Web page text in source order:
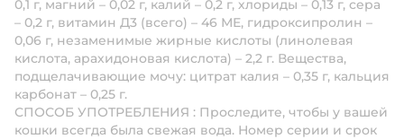
0,1 г, магний – 0,02 г, калий – 0,2 г, хлориды – 0,13 г, сера
– 0,2 г, витамин Д3 (всего) – 46 МЕ, гидроксипролин –
0,06 г, незаменимые жирные кислоты (линолевая
кислота, арахидоновая кислота) – 2,2 г. Вещества,
подщелачивающие мочу: цитрат калия – 0,35 г, кальция
карбонат – 0,25 г.
СПОСОБ УПОТРЕБЛЕНИЯ : Проследите, чтобы у вашей
кошки всегда была свежая вода. Номер серии и срок